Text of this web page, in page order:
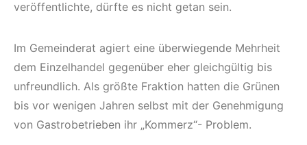
veröffentlichte, dürfte es nicht getan sein.
Im Gemeinderat agiert eine überwiegende Mehrheit
dem Einzelhandel gegenüber eher gleichgültig bis
unfreundlich. Als größte Fraktion hatten die Grünen
bis vor wenigen Jahren selbst mit der Genehmigung
von Gastrobetrieben ihr „Kommerz“- Problem.